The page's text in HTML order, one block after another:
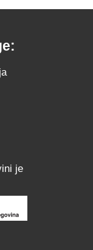
je